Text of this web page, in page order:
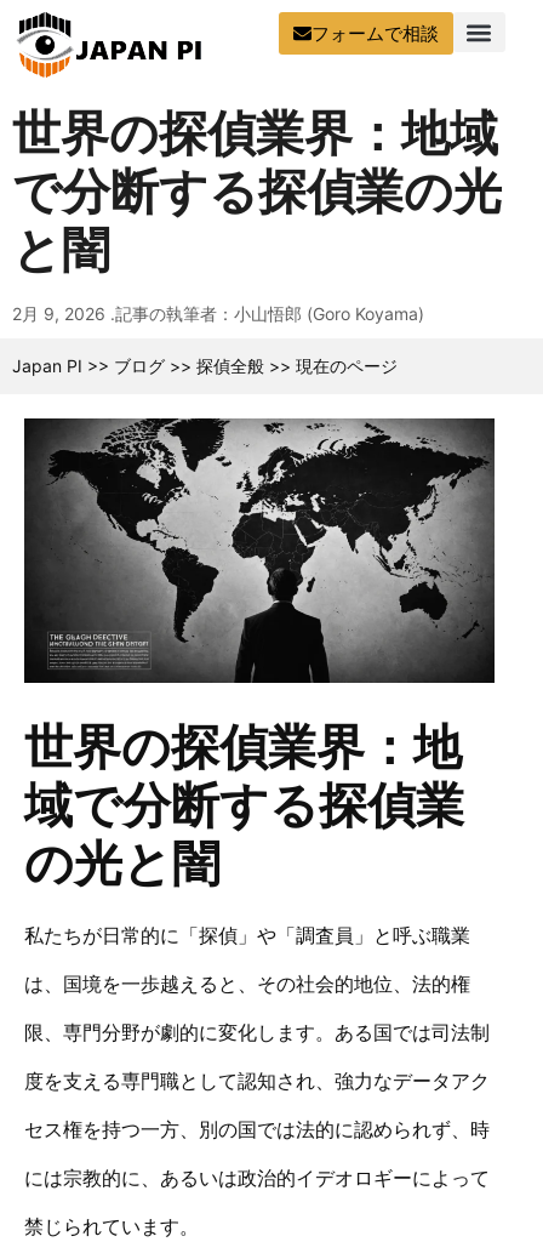
フォームで相談
世界の探偵業界：地域
で分断する探偵業の光
と闇
2月 9, 2026 .記事の執筆者：小山悟郎 (Goro Koyama)
Japan PI >> ブログ >> 探偵全般 >> 現在のページ
世界の探偵業界：地
域で分断する探偵業
の光と闇
私たちが日常的に「探偵」や「調査員」と呼ぶ職業
は、国境を一歩越えると、その社会的地位、法的権
限、専門分野が劇的に変化します。ある国では司法制
度を支える専門職として認知され、強力なデータアク
セス権を持つ一方、別の国では法的に認められず、時
には宗教的に、あるいは政治的イデオロギーによって
禁じられています。